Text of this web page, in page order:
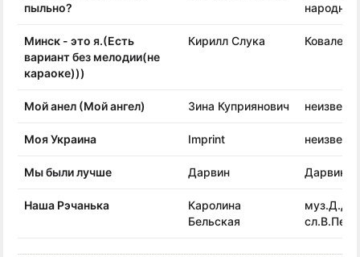
пыльно?
народная
Минск - это я.(Есть
вариант без мелодии(не
караоке)))
Кирилл Слука Ковалев
Мой анел (Мой ангел) Зина Куприянович
Моя Украина Imprint
Мы были лучше Дарвин Дарвин
Наша Рэчанька
Каролина
Бельская